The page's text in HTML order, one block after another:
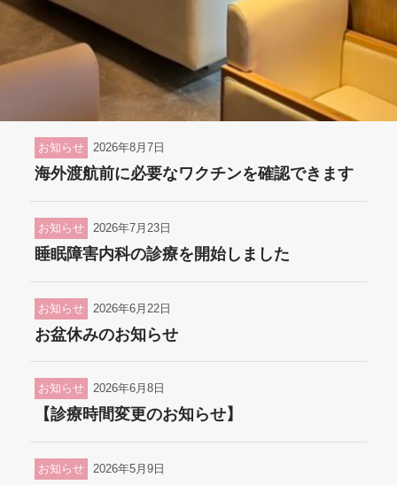
2026年8月7日
お知らせ
海外渡航前に必要なワクチンを確認できます
2026年7月23日
お知らせ
睡眠障害内科の診療を開始しました
2026年6月22日
お知らせ
お盆休みのお知らせ
2026年6月8日
お知らせ
【診療時間変更のお知らせ】
2026年5月9日
お知らせ